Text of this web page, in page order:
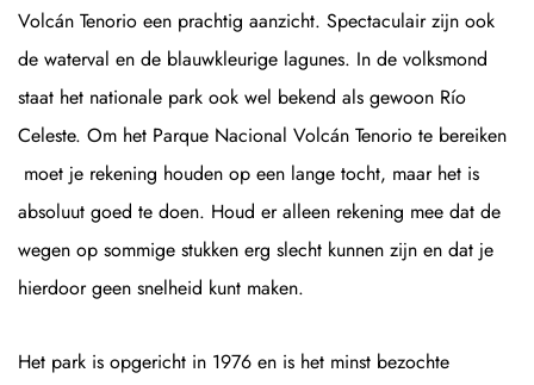
Volcán Tenorio een prachtig aanzicht. Spectaculair zijn ook
de waterval en de blauwkleurige lagunes. In de volksmond
staat het nationale park ook wel bekend als gewoon Río
Celeste. Om het Parque Nacional Volcán Tenorio te bereiken
moet je rekening houden op een lange tocht, maar het is
absoluut goed te doen. Houd er alleen rekening mee dat de
wegen op sommige stukken erg slecht kunnen zijn en dat je
hierdoor geen snelheid kunt maken.
Het park is opgericht in 1976 en is het minst bezochte